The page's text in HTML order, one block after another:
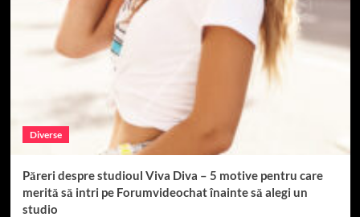
Diverse
Păreri despre studioul Viva Diva – 5 motive pentru care
merită să intri pe Forumvideochat înainte să alegi un
studio